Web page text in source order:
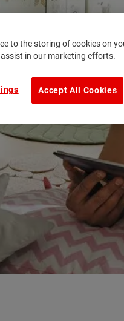
to the storing of cookies on
in our marketing efforts.
Accept All Cookies